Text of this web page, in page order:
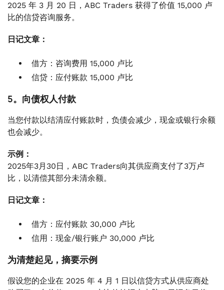
2025 年 3 月 20 日，ABC Traders 获得了价值 15,000 卢
比的信贷咨询服务。
日记文章：
借方：咨询费用 15,000 卢比
信贷：应付账款 15,000 卢比
5。向债权人付款
当您付款以结清应付账款时，负债会减少，现金或银行余额
也会减少。
示例：
2025年3月30日，ABC Traders向其供应商支付了3万卢
比，以清偿其部分未清余额。
日记文章：
借方：应付账款 30,000 卢比
信用：现金/银行账户 30,000 卢比
为清楚起见，摘要示例
假设您的企业在 2025 年 4 月 1 日以信贷方式从供应商处